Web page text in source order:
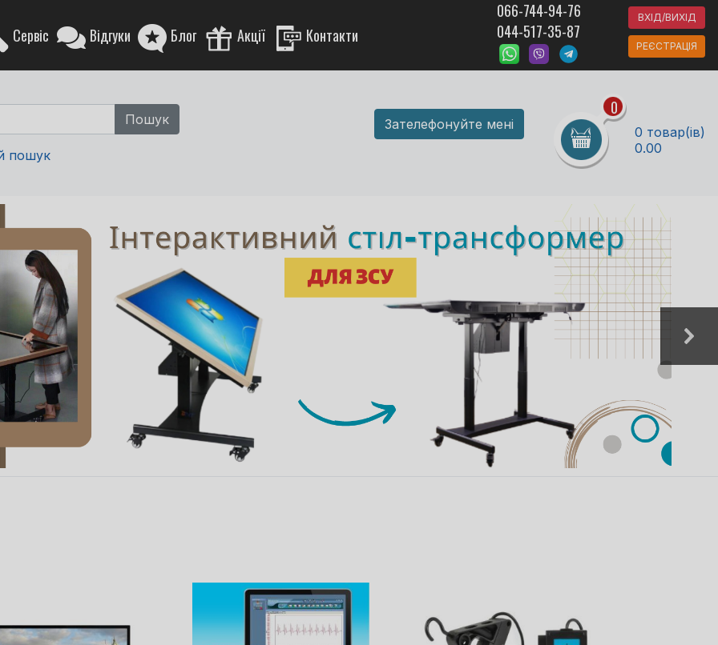
Сервіс Відгуки Блог Акції Контакти
066-744-94-76
044-517-35-87
ВХІД/ВИХІД
РЕЄСТРАЦІЯ
пошук
Зателефонуйте мені
0
0 товар(ів)
0.00